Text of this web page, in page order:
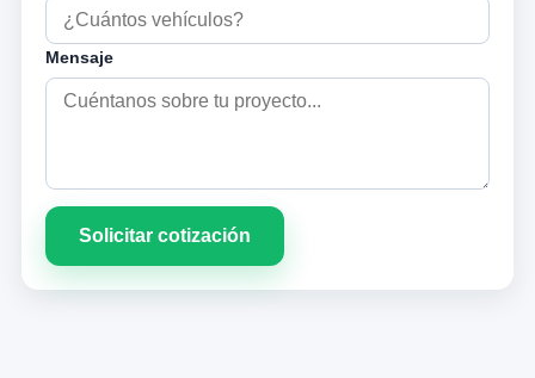
Mensaje
Solicitar cotización